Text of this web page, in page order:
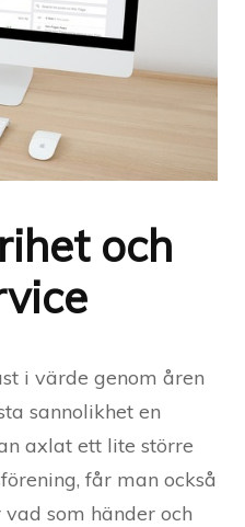
och
i värde genom åren
sannolikhet en
axlat ett lite större
får man också
som händer och